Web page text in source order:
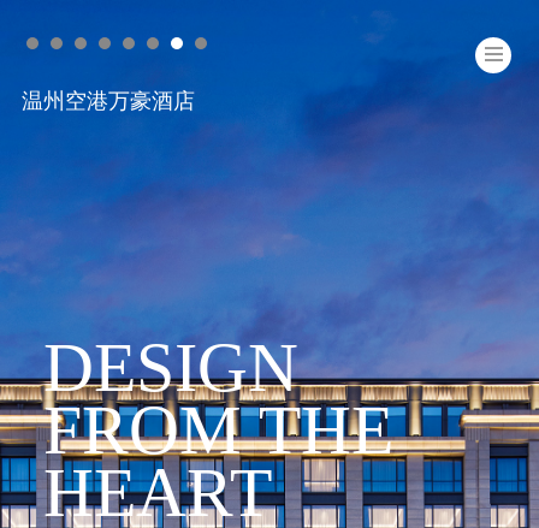
DESIGN
FROM THE
HEART
长白山皇冠假日酒店
DESIGN
FROM THE
HEART
湖州科学谷悦榕庄HOMM 酒店
DESIGN
FROM THE
HEART
许昌建业花满地温泉酒店
DESIGN
FROM THE
HEART
双月湾享海1777 度假公馆（皇冠假日酒店）
DESIGN
FROM THE
HEART
DESIGN
FROM THE
HEART
苏州中茵皇冠假日酒店
DESIGN
FROM THE
HEART
贵阳中天凯悦酒店
DESIGN
FROM THE
HEART
温州空港万豪酒店
DESIGN
FROM THE
HEART
长白山皇冠假日酒店